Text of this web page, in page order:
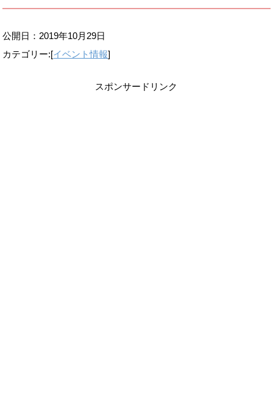
公開日： 2019年10月29日
カテゴリー:[イベント情報]
スポンサードリンク